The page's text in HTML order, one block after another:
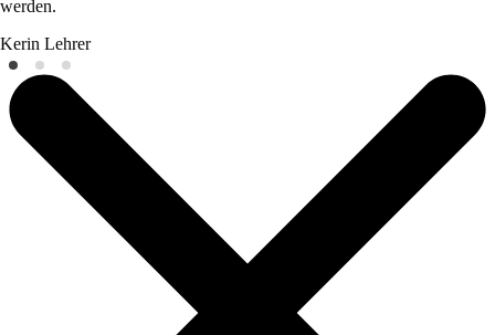
werden.
Kerin Lehrer